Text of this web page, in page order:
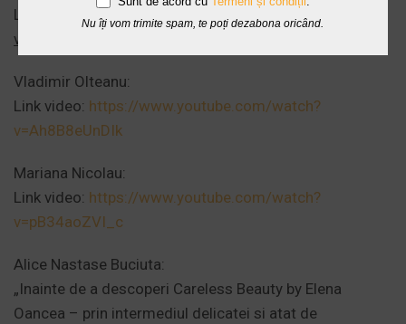
Link video:
https://www.youtube.com/watch?
v=jFeHtfC3H90
Vladimir Olteanu:
Link video: https://www.youtube.com/watch?
v=Ah8B8eUnDIk
Mariana Nicolau:
Link video: https://www.youtube.com/watch?
v=pB34aoZVI_c
Alice Nastase Buciuta:
„Inainte de a descoperi Careless Beauty by Elena
Oancea – prin intermediul delicatei si atat de
Nu îți vom trimite spam, te poți dezabona oricând.